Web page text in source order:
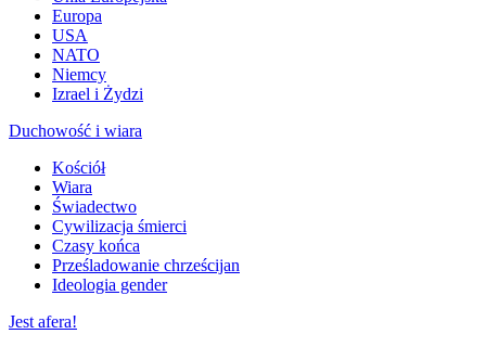
Europa
USA
NATO
Niemcy
Izrael i Żydzi
Duchowość i wiara
Kościół
Wiara
Świadectwo
Cywilizacja śmierci
Czasy końca
Prześladowanie chrześcijan
Ideologia gender
Jest afera!